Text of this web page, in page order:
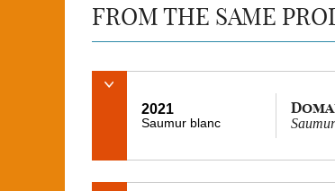
FROM THE SAME
2021
Saumur blanc